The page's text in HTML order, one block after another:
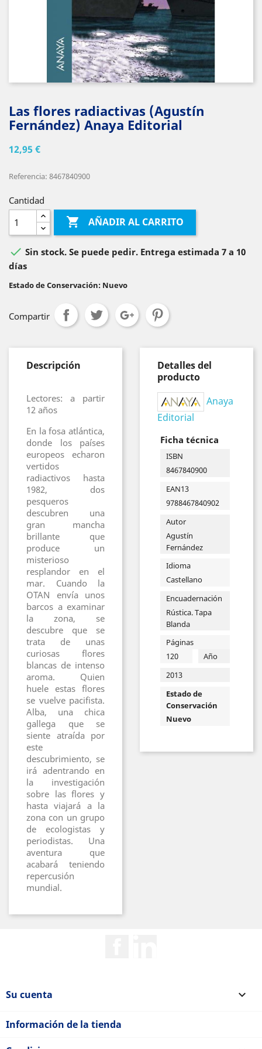
Las flores radiactivas (Agustín
Fernández) Anaya Editorial
12,95 €
Referencia: 8467840900
Cantidad
 AÑADIR AL CARRITO
 Sin stock. Se puede pedir. Entrega estimada 7 a 10
días
Estado de Conservación: Nuevo
Compartir
Descripción
Lectores: a partir
12 años
En la fosa atlántica,
donde los países
europeos echaron
vertidos
radiactivos hasta
1982, dos
pesqueros
descubren una
gran mancha
brillante que
produce un
misterioso
resplandor en el
mar. Cuando la
OTAN envía unos
barcos a examinar
la zona, se
descubre que se
trata de unas
curiosas flores
blancas de intenso
aroma. Quien
huele estas flores
se vuelve pacifista.
Alba, una chica
gallega que se
siente atraída por
este
descubrimiento, se
irá adentrando en
la investigación
sobre las flores y
hasta viajará a la
zona con un grupo
de ecologistas y
periodistas. Una
aventura que
acabará teniendo
repercusión
mundial.
Detalles del
producto
Anaya
Editorial
Ficha técnica
ISBN
8467840900
EAN13
9788467840902
Autor
Agustín
Fernández
Idioma
Castellano
Encuadernación
Rústica. Tapa
Blanda
Páginas
120
Año
2013
Estado de
Conservación
Nuevo
Su cuenta 
Información de la tienda